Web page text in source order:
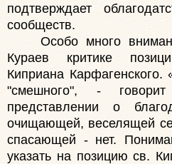
подтверждает
сообществ.
Особо много
Кураев критике
Киприана Карфагенского.
"смешного", -
представлении о
очищающей, веселящей
спасающей - нет.
указать на позицию св.